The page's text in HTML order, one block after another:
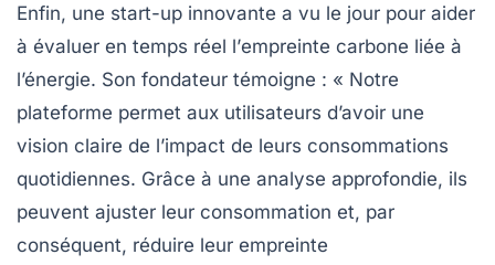
Enfin, une start-up innovante a vu le jour pour aider
à évaluer en temps réel l’empreinte carbone liée à
l’énergie. Son fondateur témoigne : « Notre
plateforme permet aux utilisateurs d’avoir une
vision claire de l’impact de leurs consommations
quotidiennes. Grâce à une analyse approfondie, ils
peuvent ajuster leur consommation et, par
conséquent, réduire leur empreinte